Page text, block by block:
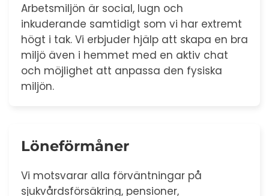
Arbetsmiljön är social, lugn och
inkuderande samtidigt som vi har extremt
högt i tak. Vi erbjuder hjälp att skapa en bra
miljö även i hemmet med en aktiv chat
och möjlighet att anpassa den fysiska
miljön.
Löneförmåner
Vi motsvarar alla förväntningar på
sjukvårdsförsäkring, pensioner,